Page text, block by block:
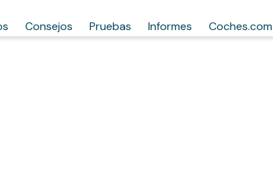
Consejos Pruebas Informes Coches.com